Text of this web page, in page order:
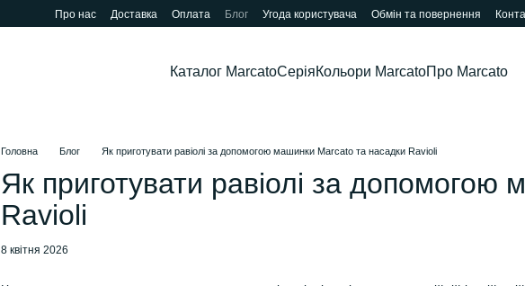
Про нас Доставка Оплата Блог Угода користувача Обмін та повернення
Каталог MarcatoСеріяКольори MarcatoПро Marcato
Головна Блог Як приготувати равіолі за допомогою машинки Marcato та насадки Ravioli
Як приготувати равіолі за
Ravioli
8 квітня 2026